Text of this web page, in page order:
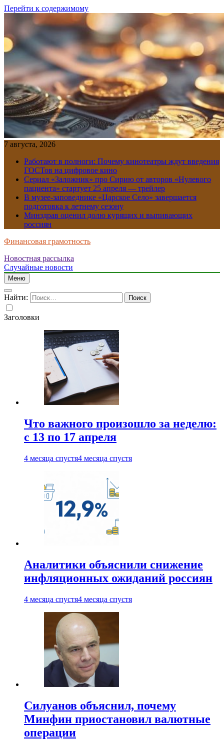
Перейти к содержимому
7 августа, 2026
Работают в полноги: Почему кинотеатры ждут введения
ГОСТов на цифровое кино
Сериал «Заложник» про Сирию от авторов «Нулевого
пациента» стартует 25 апреля — трейлер
В музее-заповеднике «Царское Село» завершается
подготовка к летнему сезону
Минздрав оценил долю курящих и выпивающих
россиян
Финансовая грамотность
Новостная рассылка
Случайные новости
Меню
Найти:
Заголовки
Что важного произошло за неделю:
с 13 по 17 апреля
4 месяца спустя4 месяца спустя
Аналитики объяснили снижение
инфляционных ожиданий россиян
4 месяца спустя4 месяца спустя
Силуанов объяснил, почему
Минфин приостановил валютные
операции